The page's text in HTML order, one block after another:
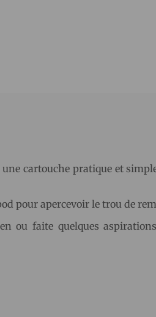
cartouche pratique et
pour apercevoir le trou de
ou faite quelques